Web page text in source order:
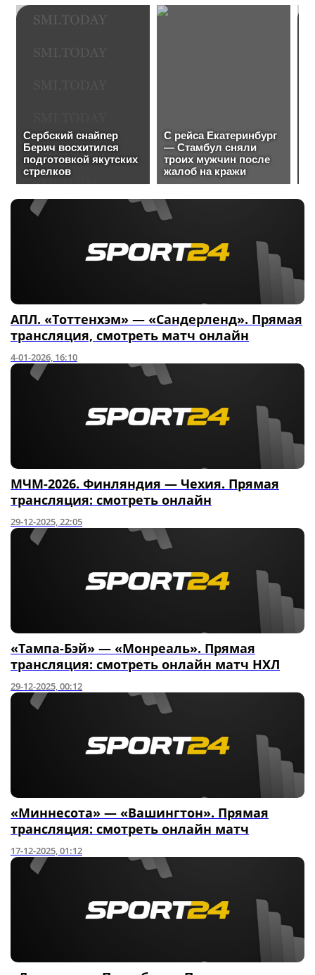
АПЛ. «Тоттенхэм» — «Сандерленд». Прямая
трансляция, смотреть матч онлайн
4-01-2026, 16:10
МЧМ-2026. Финляндия — Чехия. Прямая
трансляция: смотреть онлайн
29-12-2025, 22:05
«Тампа-Бэй» — «Монреаль». Прямая
трансляция: смотреть онлайн матч НХЛ
29-12-2025, 00:12
«Миннесота» — «Вашингтон». Прямая
трансляция: смотреть онлайн матч
17-12-2025, 01:12